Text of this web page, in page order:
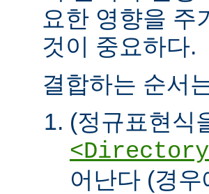
요한 영향을 주
것이 중요하다.
결합하는 순서
(정규표현식
어난다 (경